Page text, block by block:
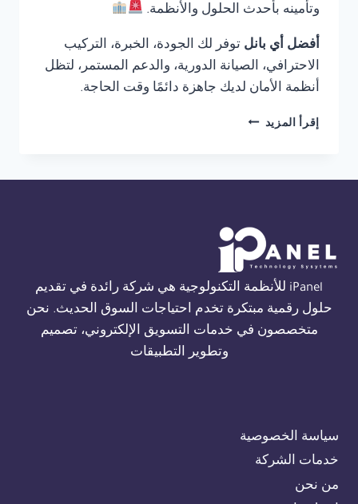
وتأمينه بأحدث الحلول والأنظمة.
أفضل أي بانل توفر لك الجودة، الخبرة، التركيب
الاحترافي، الصيانة الدورية، والدعم المستمر، لتظل
أنظمة الأمان لديك جاهزة دائمًا وقت الحاجة.
إقرأ المزيد شركة
01554305486
iPanel للأنظمة التكنولوجية هي شركة رائدة في تقديم
حلول رقمية مبتكرة تخدم احتياجات السوق الحديث. نحن
متخصصون في خدمات التسويق الإلكتروني، تصميم
وتطوير التطبيقات
سياسة الخصوصية
خدمات الشركة
من نحن